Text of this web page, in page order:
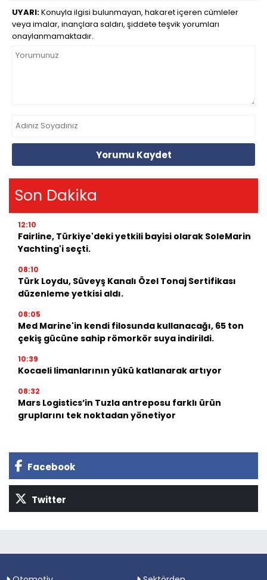
UYARI:Konuyla ilgisi bulunmayan, hakaret içeren cümleler
veya imalar, inançlara saldırı, şiddete teşvik yorumları
onaylanmamaktadır.
Yorumu Kaydet
Son Dakika
12:10
Fairline, Türkiye'deki yetkili bayisi olarak SoleMarin
Yachting'i seçti.
08:10
Türk Loydu, Süveyş Kanalı Özel Tonaj Sertifikası
düzenleme yetkisi aldı.
08:05
Med Marine'in kendi filosunda kullanacağı, 65 ton
çekiş gücüne sahip römorkör suya indirildi.
10:39
Kocaeli limanlarının yükü katlanarak artıyor
08:32
Mars Logistics’in Tuzla antreposu farklı ürün
gruplarını tek noktadan yönetiyor
Facebook
Twitter